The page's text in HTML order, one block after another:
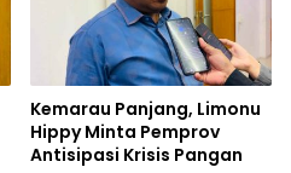
Kemarau Panjang, Limonu
Hippy Minta Pemprov
Antisipasi Krisis Pangan